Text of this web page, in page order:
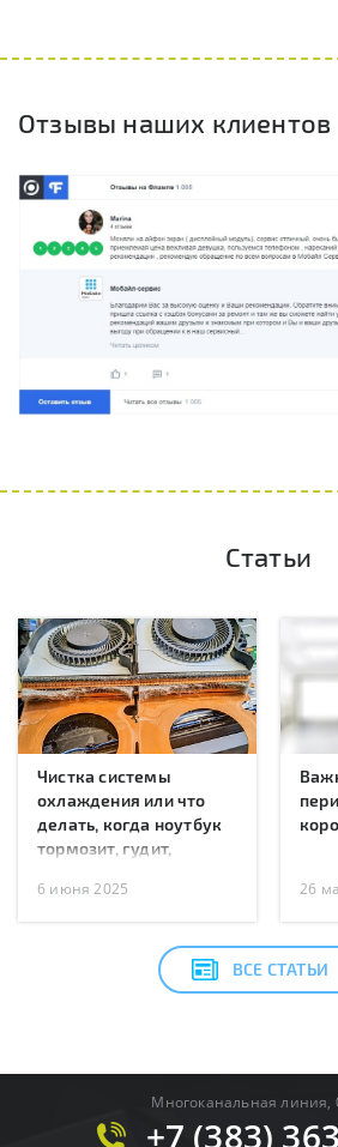
Отзывы наших клиентов
Статьи
Чистка системы
охлаждения или что
делать, когда ноутбук
тормозит, гудит,
перезагружается?
6 июня 2025 26
ВСЕ СТАТЬИ
Многоканальная линия,
+7 (383)